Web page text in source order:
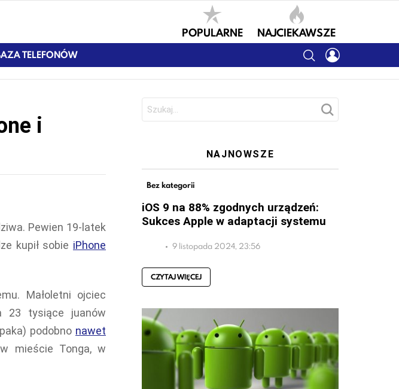
POPULARNE NAJCIEKAWSZE
TELEFONÓW SEARCH
i
Pewien 19-latek
kupił sobie iPhone
Małoletni ojciec
23 tysiące juanów
podobno nawet
mieście Tonga, w
NAJNOWSZE
Bez kategorii
iOS 9 na 88% zgodnych urządzeń:
Sukces Apple w adaptacji systemu
9 listopada 2024, 23:56
CZYTAJ WIĘCEJ